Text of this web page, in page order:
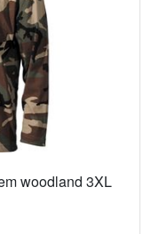
woodland 3XL